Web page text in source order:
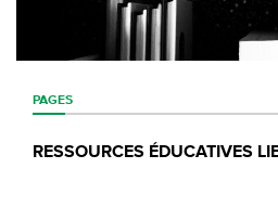
PAGES
RESSOURCES ÉDUCATIVES